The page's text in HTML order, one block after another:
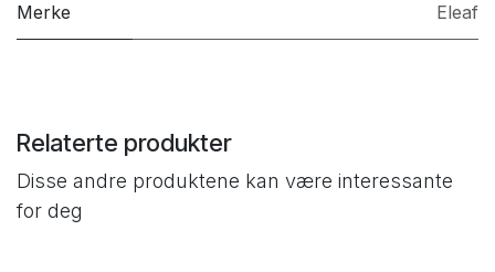
Merke Eleaf
Relaterte produkter
Disse andre produktene kan være interessante
for deg